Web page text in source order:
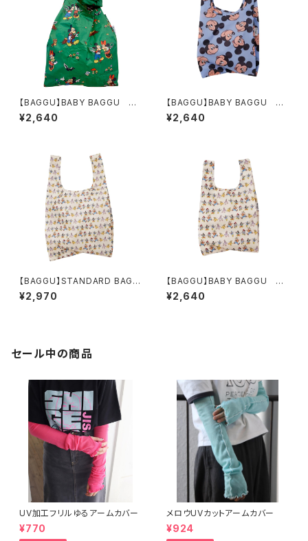
【BAGGU】BABY BAGGU ST
ORYBOOK FLORAL
¥2,640
【BAGGU】BABY BAGGU MI
CKEY MOUSE
¥2,640
【BAGGU】STANDARD BAGG
U MICKEY＆FRIENDS
¥2,970
【BAGGU】BABY BAGGU MI
CKEY＆FRIENDS
¥2,640
セール中の商品
UV加工フリルゆるアームカバー
¥770
メロウUVカットアームカバー
¥924